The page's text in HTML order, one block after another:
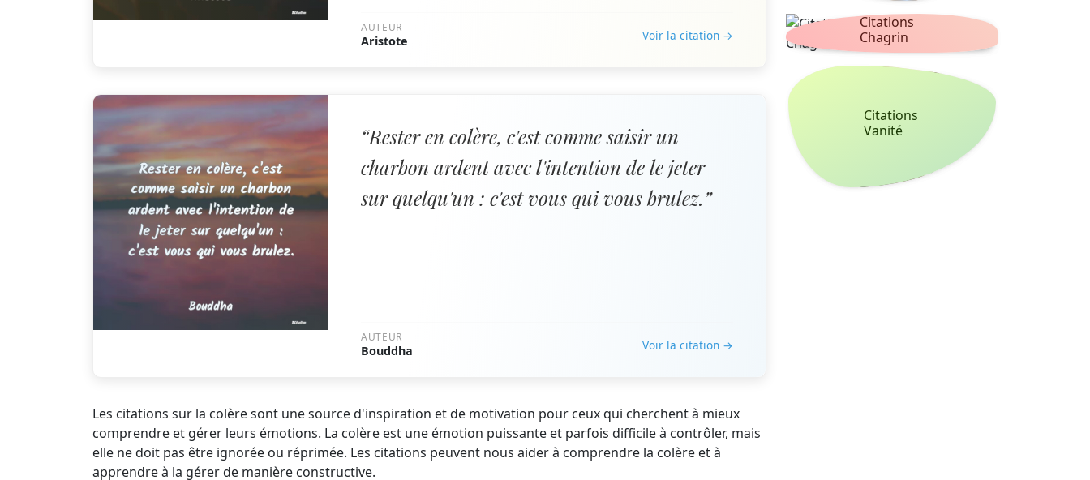
AUTEUR
Aristote Voir la citation →
“Rester en colère, c'est comme saisir un
charbon ardent avec l'intention de le jeter
sur quelqu'un : c'est vous qui vous brulez.”
AUTEUR
Bouddha Voir la citation →
Les citations sur la colère sont une source d'inspiration et de motivation pour ceux qui cherchent à mieux
comprendre et gérer leurs émotions. La colère est une émotion puissante et parfois difficile à contrôler, mais
elle ne doit pas être ignorée ou réprimée. Les citations peuvent nous aider à comprendre la colère et à
apprendre à la gérer de manière constructive.
Citations
Chagrin
Citations
Vanité